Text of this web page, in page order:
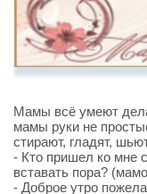
Мамы всё умеют
мамы руки не
стирают, гладят,
- Кто пришел ко мне
вставать пора?
- Доброе утро